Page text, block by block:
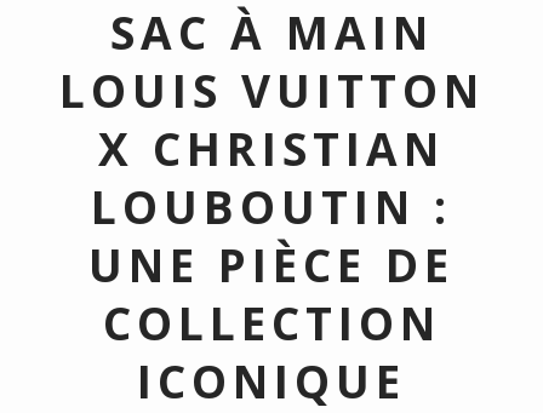
SAC À MAIN
LOUIS VUITTON
X CHRISTIAN
LOUBOUTIN :
UNE PIÈCE DE
COLLECTION
ICONIQUE